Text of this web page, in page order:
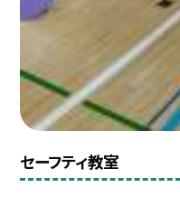
セーフティ教室